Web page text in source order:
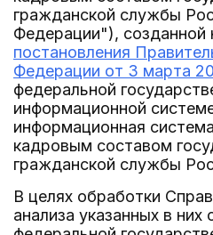
гражданской службы
Федерации"), созданной
постановления
Федерации от 3 марта
федеральной
информационной
информационная
кадровым составом
гражданской службы
В целях обработки
анализа указанных в них